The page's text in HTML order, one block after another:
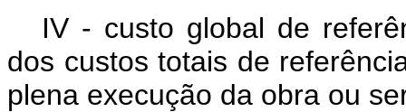
IV - custo global de
dos custos totais de
plena execução da obra ou